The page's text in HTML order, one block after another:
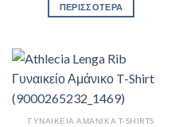
ΠΕΡΙΣΣΟΤΕΡΑ
ΓΥΝΑΙΚΕΊΑ ΑΜΆΝΙΚΑ T-SHIRTS